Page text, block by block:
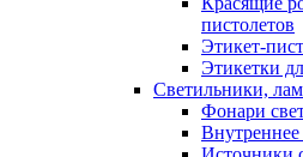
пистолетов
Этикет-
Этикетки
Светильники,
Фонари